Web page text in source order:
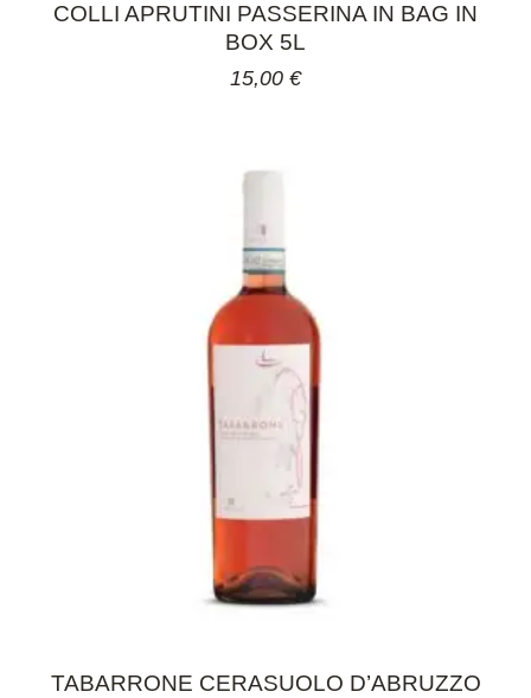
COLLI APRUTINI PASSERINA IN BAG IN
BOX 5L
15,00 €
TABARRONE CERASUOLO D’ABRUZZO